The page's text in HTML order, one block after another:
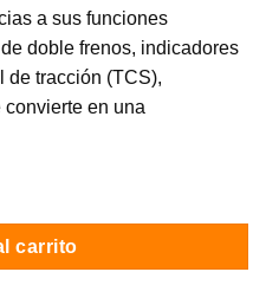
a sus funciones
doble frenos, indicadores
de tracción (TCS),
en una
F2 E de Segway /
carrito